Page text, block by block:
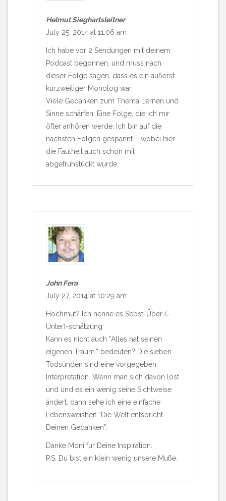
Helmut Sieghartsleitner
July 25, 2014 at 11:06 am
Ich habe vor 2 Sendungen mit deinem
Podcast begonnen, und muss nach
dieser Folge sagen, dass es ein äußerst
kurzweiliger Monolog war.
Viele Gedanken zum Thema Lernen und
Sinne schärfen. Eine Folge, die ich mir
öfter anhören werde. Ich bin auf die
nächsten Folgen gespannt – wobei hier
die Faulheit auch schon mit
abgefrühstückt wurde.
John Fera
July 27, 2014 at 10:29 am
Hochmut? Ich nenne es Sebst-Über-(-
Unter)-schätzung
Kann es nicht auch “Alles hat seinen
eigenen Traum.” bedeuten? Die sieben
Todsünden sind eine vorgegeben
Interpretation. Wenn man sich davon löst
und und es ein wenig seine Sichtweise
ändert, dann sehe ich eine einfache
Lebensweisheit “Die Welt entspricht
Deinen Gedanken”.
Danke Moni für Deine Inspiration.
P.S. Du bist ein klein wenig unsere Muße.